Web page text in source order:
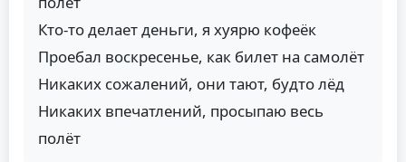
Кто-то делает деньги, я хуярю кофеёк
Проебал воскресенье, как билет на самолёт
Никаких сожалений, они тают, будто лёд
Никаких впечатлений, просыпаю весь
полёт